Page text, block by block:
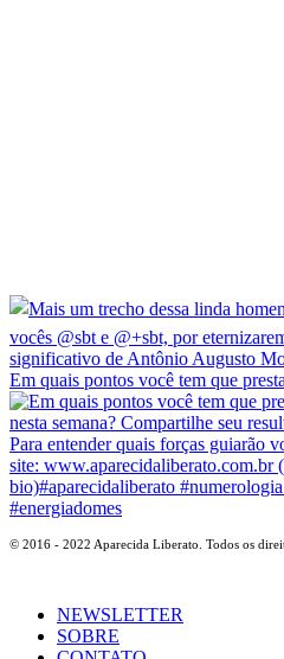
Em quais pontos você tem que
© 2016 - 2022 Aparecida Liberato. Todos os
NEWSLETTER
SOBRE